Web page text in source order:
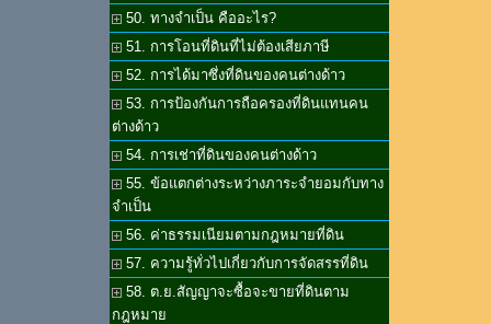
50. ทางจำเป็น คืออะไร?
51. การโอนที่ดินที่ไม่ต้องเสียภาษี
52. การได้มาซึ่งที่ดินของคนต่างด้าว
53. การป้องกันการถือครองที่ดินแทนคน
ต่างด้าว
54. การเช่าที่ดินของคนต่างด้าว
55. ข้อแตกต่างระหว่างภาระจำยอมกับทาง
จำเป็น
56. ค่าธรรมเนียมตามกฎหมายที่ดิน
57. ความรู้ทั่วไปเกี่ยวกับการจัดสรรที่ดิน
58. ต.ย.สัญญาจะซื้อจะขายที่ดินตาม
กฎหมาย